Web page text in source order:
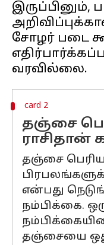
இருப்பினும்,
சோழர் படை
card 2
தஞ்சை
ராசிதான்
தஞ்சை
என்பது
நம்பிக்கை.
தஞ்சையை